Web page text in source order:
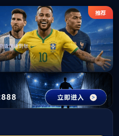
联)有限公司-Official